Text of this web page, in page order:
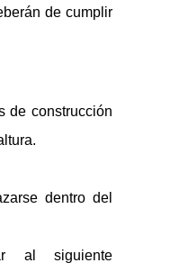
de cumplir
de construcción
dentro del
al siguiente